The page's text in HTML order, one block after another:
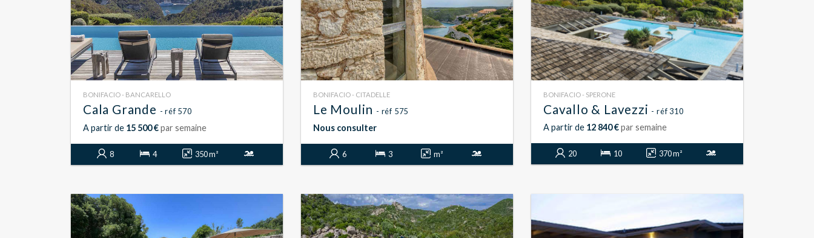
BONIFACIO - BANCARELLO
Cala Grande - réf 570
A partir de 15 500 €par semaine
8 4 350 m²
BONIFACIO - CITADELLE
Le Moulin - réf 575
Nous consulter
6 3 m²
BONIFACIO - SPERONE
Cavallo & Lavezzi - réf 310
A partir de 12 840 €par semaine
20 10 370 m²